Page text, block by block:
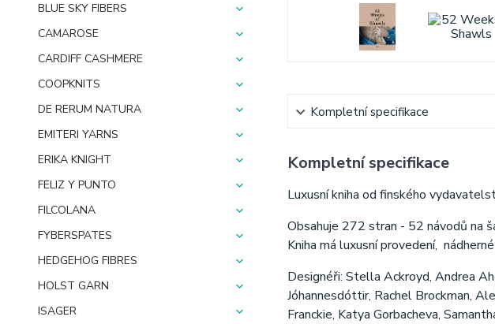
BLUE SKY FIBERS
CAMAROSE
CARDIFF CASHMERE
COOPKNITS
DE RERUM NATURA
EMITERI YARNS
ERIKA KNIGHT
FELIZ Y PUNTO
FILCOLANA
FYBERSPATES
HEDGEHOG FIBRES
HOLST GARN
ISAGER
Kompletní specifikace
Kompletní specifikace
Luxusní kniha od finského
Obsahuje 272 stran - 52 návodů na
Kniha má luxusní provedení,
Designéři: Stella Ackroyd, Andrea
Jóhannesdóttir, Rachel Brockman,
Franckie, Katya Gorbacheva,